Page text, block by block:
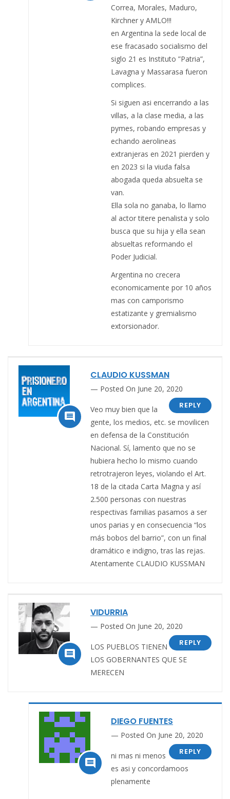
Correa, Morales, Maduro,
Kirchner y AMLO!!!
en Argentina la sede local de
ese fracasado socialismo del
siglo 21 es Instituto ”Patria”,
Lavagna y Massarasa fueron
complices.
Si siguen asi encerrando a las
villas, a la clase media, a las
pymes, robando empresas y
echando aerolineas
extranjeras en 2021 pierden y
en 2023 si la viuda falsa
abogada queda absuelta se
van.
Ella sola no ganaba, lo llamo
al actor titere penalista y solo
busca que su hija y ella sean
absueltas reformando el
Poder Judicial.
Argentina no crecera
economicamente por 10 años
mas con camporismo
estatizante y gremialismo
extorsionador.

CLAUDIO KUSSMAN
Posted On June 20, 2020
REPLY
Veo muy bien que la
gente, los medios, etc. se movilicen
en defensa de la Constitución
Nacional. Sí, lamento que no se
hubiera hecho lo mismo cuando
retrotrajeron leyes, violando el Art.
18 de la citada Carta Magna y así
2.500 personas con nuestras
respectivas familias pasamos a ser
unos parias y en consecuencia “los
más bobos del barrio”, con un final
dramático e indigno, tras las rejas.
Atentamente CLAUDIO KUSSMAN

VIDURRIA
Posted On June 20, 2020
REPLY
LOS PUEBLOS TIENEN
LOS GOBERNANTES QUE SE
MERECEN

DIEGO FUENTES
Posted On June 20, 2020
REPLY
ni mas ni menos
es asi y concordamoos
plenamente